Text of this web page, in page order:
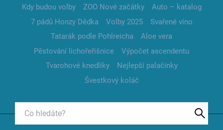
Kdy budou volby
ZOO Nové začátky
Auto – katalog
7 pádů Honzy Dědka
Volby 2025
Svařené víno
Tatarák podle Pohlreicha
Aloe vera
Pěstování lichořeřišnice
Výpočet ascendentu
Tvarohové knedlíky
Nejlepší palačinky
Švestkový koláč